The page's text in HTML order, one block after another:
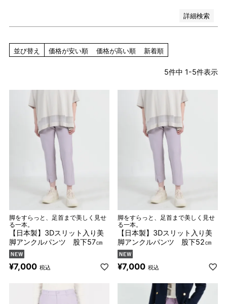
詳細検索
並び替え 価格が安い順 価格が高い順 新着順
5件中 1-5件表示
脚をすらっと、足首まで美しく見せ
る一本。
【日本製】3Dスリット入り美
脚アンクルパンツ 股下57㎝
¥7,000 税込
脚をすらっと、足首まで美しく見せ
る一本。
【日本製】3Dスリット入り美
脚アンクルパンツ 股下52㎝
¥7,000 税込